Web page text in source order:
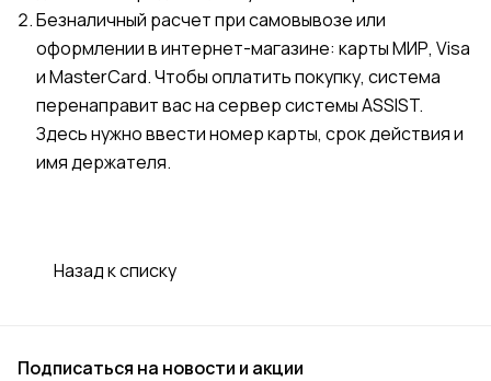
Безналичный расчет при самовывозе или
оформлении в интернет-магазине: карты МИР, Visa
и MasterCard. Чтобы оплатить покупку, система
перенаправит вас на сервер системы ASSIST.
Здесь нужно ввести номер карты, срок действия и
имя держателя.
Назад к списку
Подписаться на новости и акции